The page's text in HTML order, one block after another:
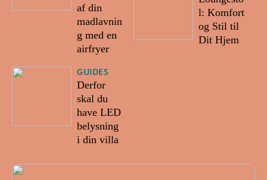
af din
madlavnin
g med en
airfryer
GUIDES
Derfor
skal du
have LED
belysning
i din villa
l: Komfort
og Stil til
Dit Hjem